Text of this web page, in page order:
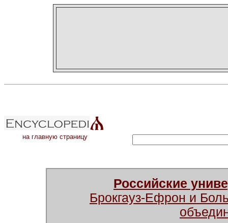
на главную страницу
Российские
Брокгауз-Ефрон и